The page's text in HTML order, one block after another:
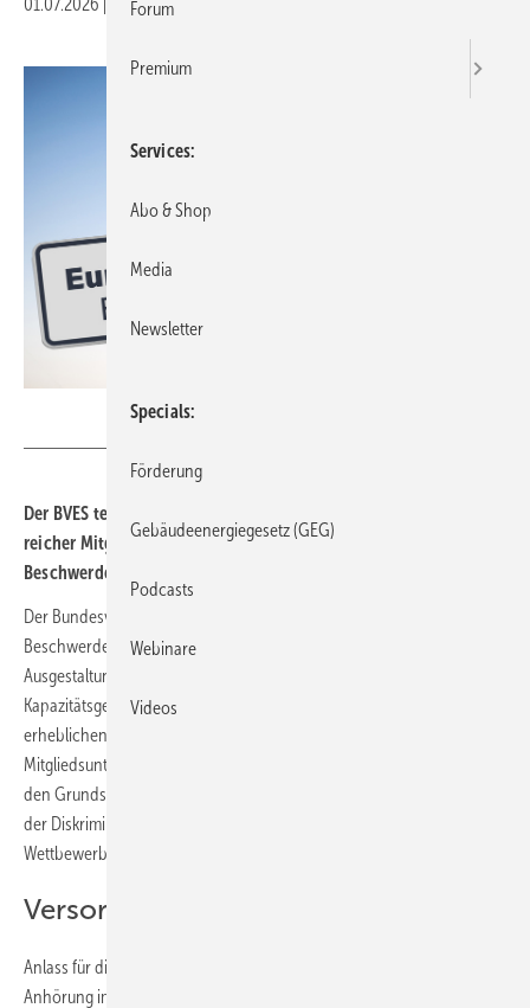
01.07.2026 Druckvorschau
Der BVES teilt die erheblichen euro­pa­recht­li­chen Beden­ken zahl­
reicher Mit­glieds­un­ter­neh­men beim StromVKG und wird EU-
Beschwerde ein­rei­chen.
Der Bundesverband Energiespeicher Systeme e. V. (BVES) wird
Beschwerde bei der Europäischen Kommission gegen die aktuelle
Ausgestaltung des Strom-Versorgungssicherheits- und
Kapazitätsgesetzes (StromVKG) einlegen. Der Verband teilt die
erheblichen europarechtlichen Bedenken zahlreicher
Mitgliedsunternehmen hinsichtlich der Vereinbarkeit des Gesetzes mit
den Grundsätzen
der Diskriminierungsfreiheit, Technologieneutralität und des fairen
Wettbewerbs.
Versorgungssicherheit gewährleisten
Anlass für die erneute Befassung mit dem Gesetz war auch die
Anhörung im Deutschen Bundestag, zu der BVES-
Forum
Premium
Services
Abo & Shop
Media
Newsletter
Specials
Förderung
Gebäudeenergiegesetz (GEG)
Podcasts
Webinare
Videos